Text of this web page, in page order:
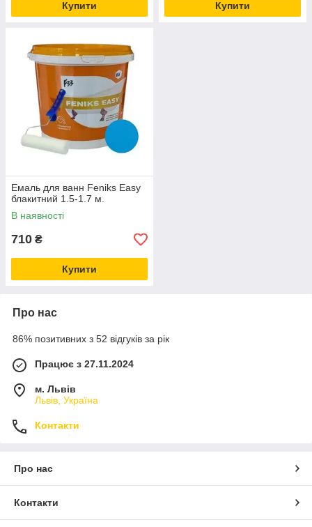
Купити Купити
Емаль для ванн Feniks Easy
блакитний 1.5-1.7 м.
В наявності
710 ₴
Купити
Про нас
86% позитивних з 52 відгуків за рік
Працює з 27.11.2024
м. Львів
Львів, Україна
Контакти
Про нас
Контакти